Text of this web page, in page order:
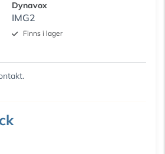
Dynavox
IMG2
Finns i lager